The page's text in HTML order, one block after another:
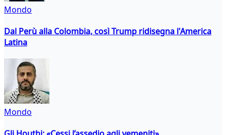
Mondo
Dal Perù alla Colombia, così Trump ridisegna l'America
Latina
Mondo